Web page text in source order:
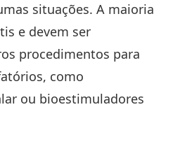
situações. A maioria
e devem ser
procedimentos para
como
ou bioestimuladores